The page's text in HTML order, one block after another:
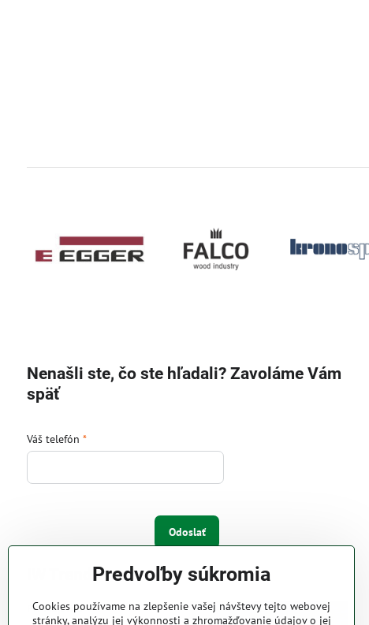
Nenašli ste, čo ste hľadali? Zavoláme Vám
späť
Váš telefón *
Odoslať
IW Trend s.r.o.
Pri Majeri 6
Predvoľby súkromia
Cookies používame na zlepšenie vašej návštevy tejto webovej
stránky, analýzu jej výkonnosti a zhromažďovanie údajov o jej